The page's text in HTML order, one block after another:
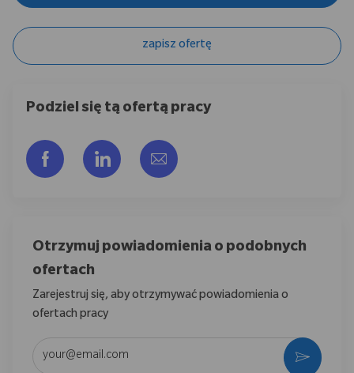
zapisz ofertę
Podziel się tą ofertą pracy
Udostępnij przez Facebook
Udostępnij przez LinkedIn
Share via email
Otrzymuj powiadomienia o podobnych
ofertach
Zarejestruj się, aby otrzymywać powiadomienia o
ofertach pracy